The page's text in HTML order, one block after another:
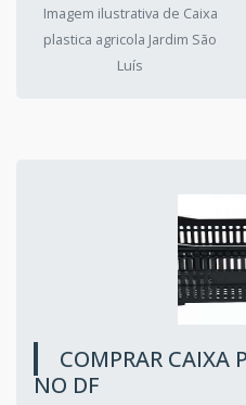
Imagem ilustrativa de Caixa
plastica agricola Jardim São
Luís
COMPRAR CAIXA
NO DF